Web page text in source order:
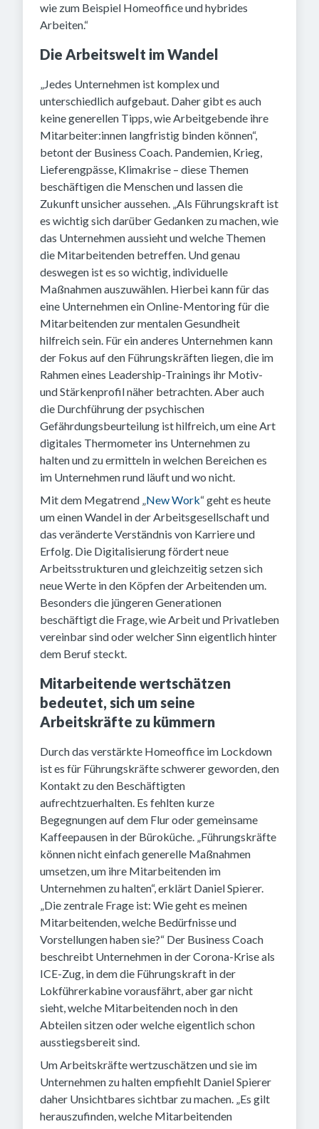
wie zum Beispiel Homeoffice und hybrides
Arbeiten.“
Die Arbeitswelt im Wandel
„Jedes Unternehmen ist komplex und
unterschiedlich aufgebaut. Daher gibt es auch
keine generellen Tipps, wie Arbeitgebende ihre
Mitarbeiter:innen langfristig binden können“,
betont der Business Coach. Pandemien, Krieg,
Lieferengpässe, Klimakrise – diese Themen
beschäftigen die Menschen und lassen die
Zukunft unsicher aussehen. „Als Führungskraft ist
es wichtig sich darüber Gedanken zu machen, wie
das Unternehmen aussieht und welche Themen
die Mitarbeitenden betreffen. Und genau
deswegen ist es so wichtig, individuelle
Maßnahmen auszuwählen. Hierbei kann für das
eine Unternehmen ein Online-Mentoring für die
Mitarbeitenden zur mentalen Gesundheit
hilfreich sein. Für ein anderes Unternehmen kann
der Fokus auf den Führungskräften liegen, die im
Rahmen eines Leadership-Trainings ihr Motiv-
und Stärkenprofil näher betrachten. Aber auch
die Durchführung der psychischen
Gefährdungsbeurteilung ist hilfreich, um eine Art
digitales Thermometer ins Unternehmen zu
halten und zu ermitteln in welchen Bereichen es
im Unternehmen rund läuft und wo nicht.
Mit dem Megatrend „New Work“ geht es heute
um einen Wandel in der Arbeitsgesellschaft und
das veränderte Verständnis von Karriere und
Erfolg. Die Digitalisierung fördert neue
Arbeitsstrukturen und gleichzeitig setzen sich
neue Werte in den Köpfen der Arbeitenden um.
Besonders die jüngeren Generationen
beschäftigt die Frage, wie Arbeit und Privatleben
vereinbar sind oder welcher Sinn eigentlich hinter
dem Beruf steckt.
Mitarbeitende wertschätzen
bedeutet, sich um seine
Arbeitskräfte zu kümmern
Durch das verstärkte Homeoffice im Lockdown
ist es für Führungskräfte schwerer geworden, den
Kontakt zu den Beschäftigten
aufrechtzuerhalten. Es fehlten kurze
Begegnungen auf dem Flur oder gemeinsame
Kaffeepausen in der Büroküche. „Führungskräfte
können nicht einfach generelle Maßnahmen
umsetzen, um ihre Mitarbeitenden im
Unternehmen zu halten“, erklärt Daniel Spierer.
„Die zentrale Frage ist: Wie geht es meinen
Mitarbeitenden, welche Bedürfnisse und
Vorstellungen haben sie?“ Der Business Coach
beschreibt Unternehmen in der Corona-Krise als
ICE-Zug, in dem die Führungskraft in der
Lokführerkabine vorausfährt, aber gar nicht
sieht, welche Mitarbeitenden noch in den
Abteilen sitzen oder welche eigentlich schon
ausstiegsbereit sind.
Um Arbeitskräfte wertzuschätzen und sie im
Unternehmen zu halten empfiehlt Daniel Spierer
daher Unsichtbares sichtbar zu machen. „Es gilt
herauszufinden, welche Mitarbeitenden